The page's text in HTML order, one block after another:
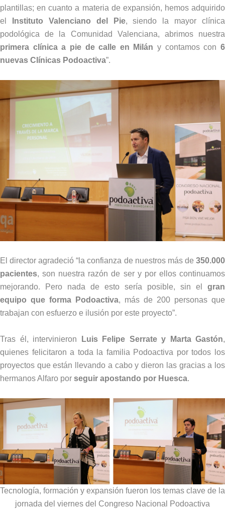
plantillas; en cuanto a materia de expansión, hemos adquirido
el
Instituto Valenciano del Pie, siendo la mayor clínica
podológica de la Comunidad Valenciana, abrimos nuestra
primera clínica a pie de calle en Milán y contamos con6
nuevas Clínicas Podoactiva”.
El director agradeció “la confianza de nuestros más de 350.000
pacientes, son nuestra razón de ser y por ellos continuamos
mejorando. Pero nada de esto sería posible, sin el gran
equipo que forma Podoactiva, más de 200 personas que
trabajan con esfuerzo e ilusión por este proyecto”.
Tras él, intervinieron Luis Felipe Serrate y Marta Gastón,
quienes felicitaron a toda la familia Podoactiva por todos los
proyectos que están llevando a cabo y dieron las gracias a los
hermanos Alfaro por seguir apostando por Huesca.
Tecnología, formación y expansión fueron los temas clave de la
jornada del viernes del Congreso Nacional Podoactiva